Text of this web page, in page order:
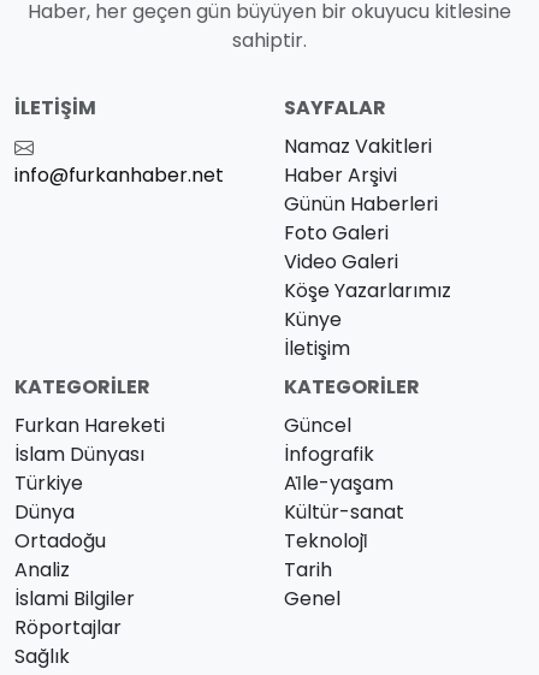
Haber, her geçen gün büyüyen bir okuyucu kitlesine
sahiptir.
İLETIŞIM
info@furkanhaber.net
SAYFALAR
Namaz Vakitleri
Haber Arşivi
Günün Haberleri
Foto Galeri
Video Galeri
Köşe Yazarlarımız
Künye
İletişim
KATEGORILER
Furkan Hareketi
İslam Dünyası
Türkiye
Dünya
Ortadoğu
Analiz
İslami Bilgiler
Röportajlar
Sağlık
KATEGORILER
Güncel
İnfografik
Ai̇le-yaşam
Kültür-sanat
Teknoloji̇
Tarih
Genel